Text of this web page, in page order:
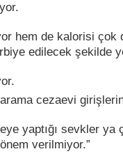
hem de kalorisi çok
edilecek şekilde
cezaevi
yaptığı sevkler ya
verilmiyor.”